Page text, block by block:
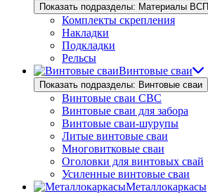
Показать подразделы: Материалы ВСП
Комплекты скрепления
Накладки
Подкладки
Рельсы
Винтовые сваи
Показать подразделы: Винтовые сваи
Винтовые сваи СВС
Винтовые сваи для забора
Винтовые сваи-шурупы
Литые винтовые сваи
Многовитковые сваи
Оголовки для винтовых свай
Усиленные винтовые сваи
Металлокаркасы